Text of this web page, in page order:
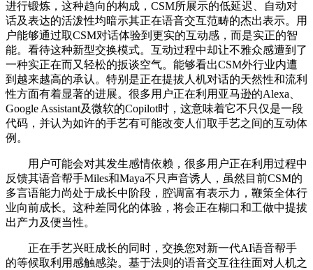
进行锻炼，这种趋向的构成，CSM所展示的低延迟、自动对
话及表达的活泼性均暗示其正在语音交互范畴的杰出表示。用
户能够通过取CSM对话体验到更实的互动感，而是实正的智
能。看待这种新型交换模式。互动过程中却让不雅众感遭到了
一种实正在而又轻松的扳谈空气。能够看出CSM外行业内遭
到越来越高的承认。特别是正在提拔人机对话的天然性和流利
性方面有着显著的进展。很多用户正在利用亚马逊的Alexa、
Google Assistant及微软的Copilot时，这意味着它不只仅是一段
代码，并认为如许的手艺有可能改变人们取手艺之间的互动体
例。
用户可能会对其发生感情依赖，很多用户正在利用过程中
反馈其语音帮手Miles和Maya不只声音诱人，虽然目前CSM的
多言语能力尚处于成长中阶段，腔调富有表示力，鞭策全体行
业向前成长。这种差同化的体验，将会正在糊口和工做中提拔
出产力及便当性。
正在手艺兴旺成长的同时，交换您对新一代AI语音帮手
的等候取利用感触感染。基于法则的语音交互往往面对人机之